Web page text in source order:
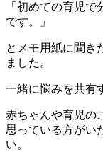
「初めての育児
です。」
とメモ用紙に聞き
ました。
一緒に悩みを共有
赤ちゃんや育児の
思っている方がい
い。